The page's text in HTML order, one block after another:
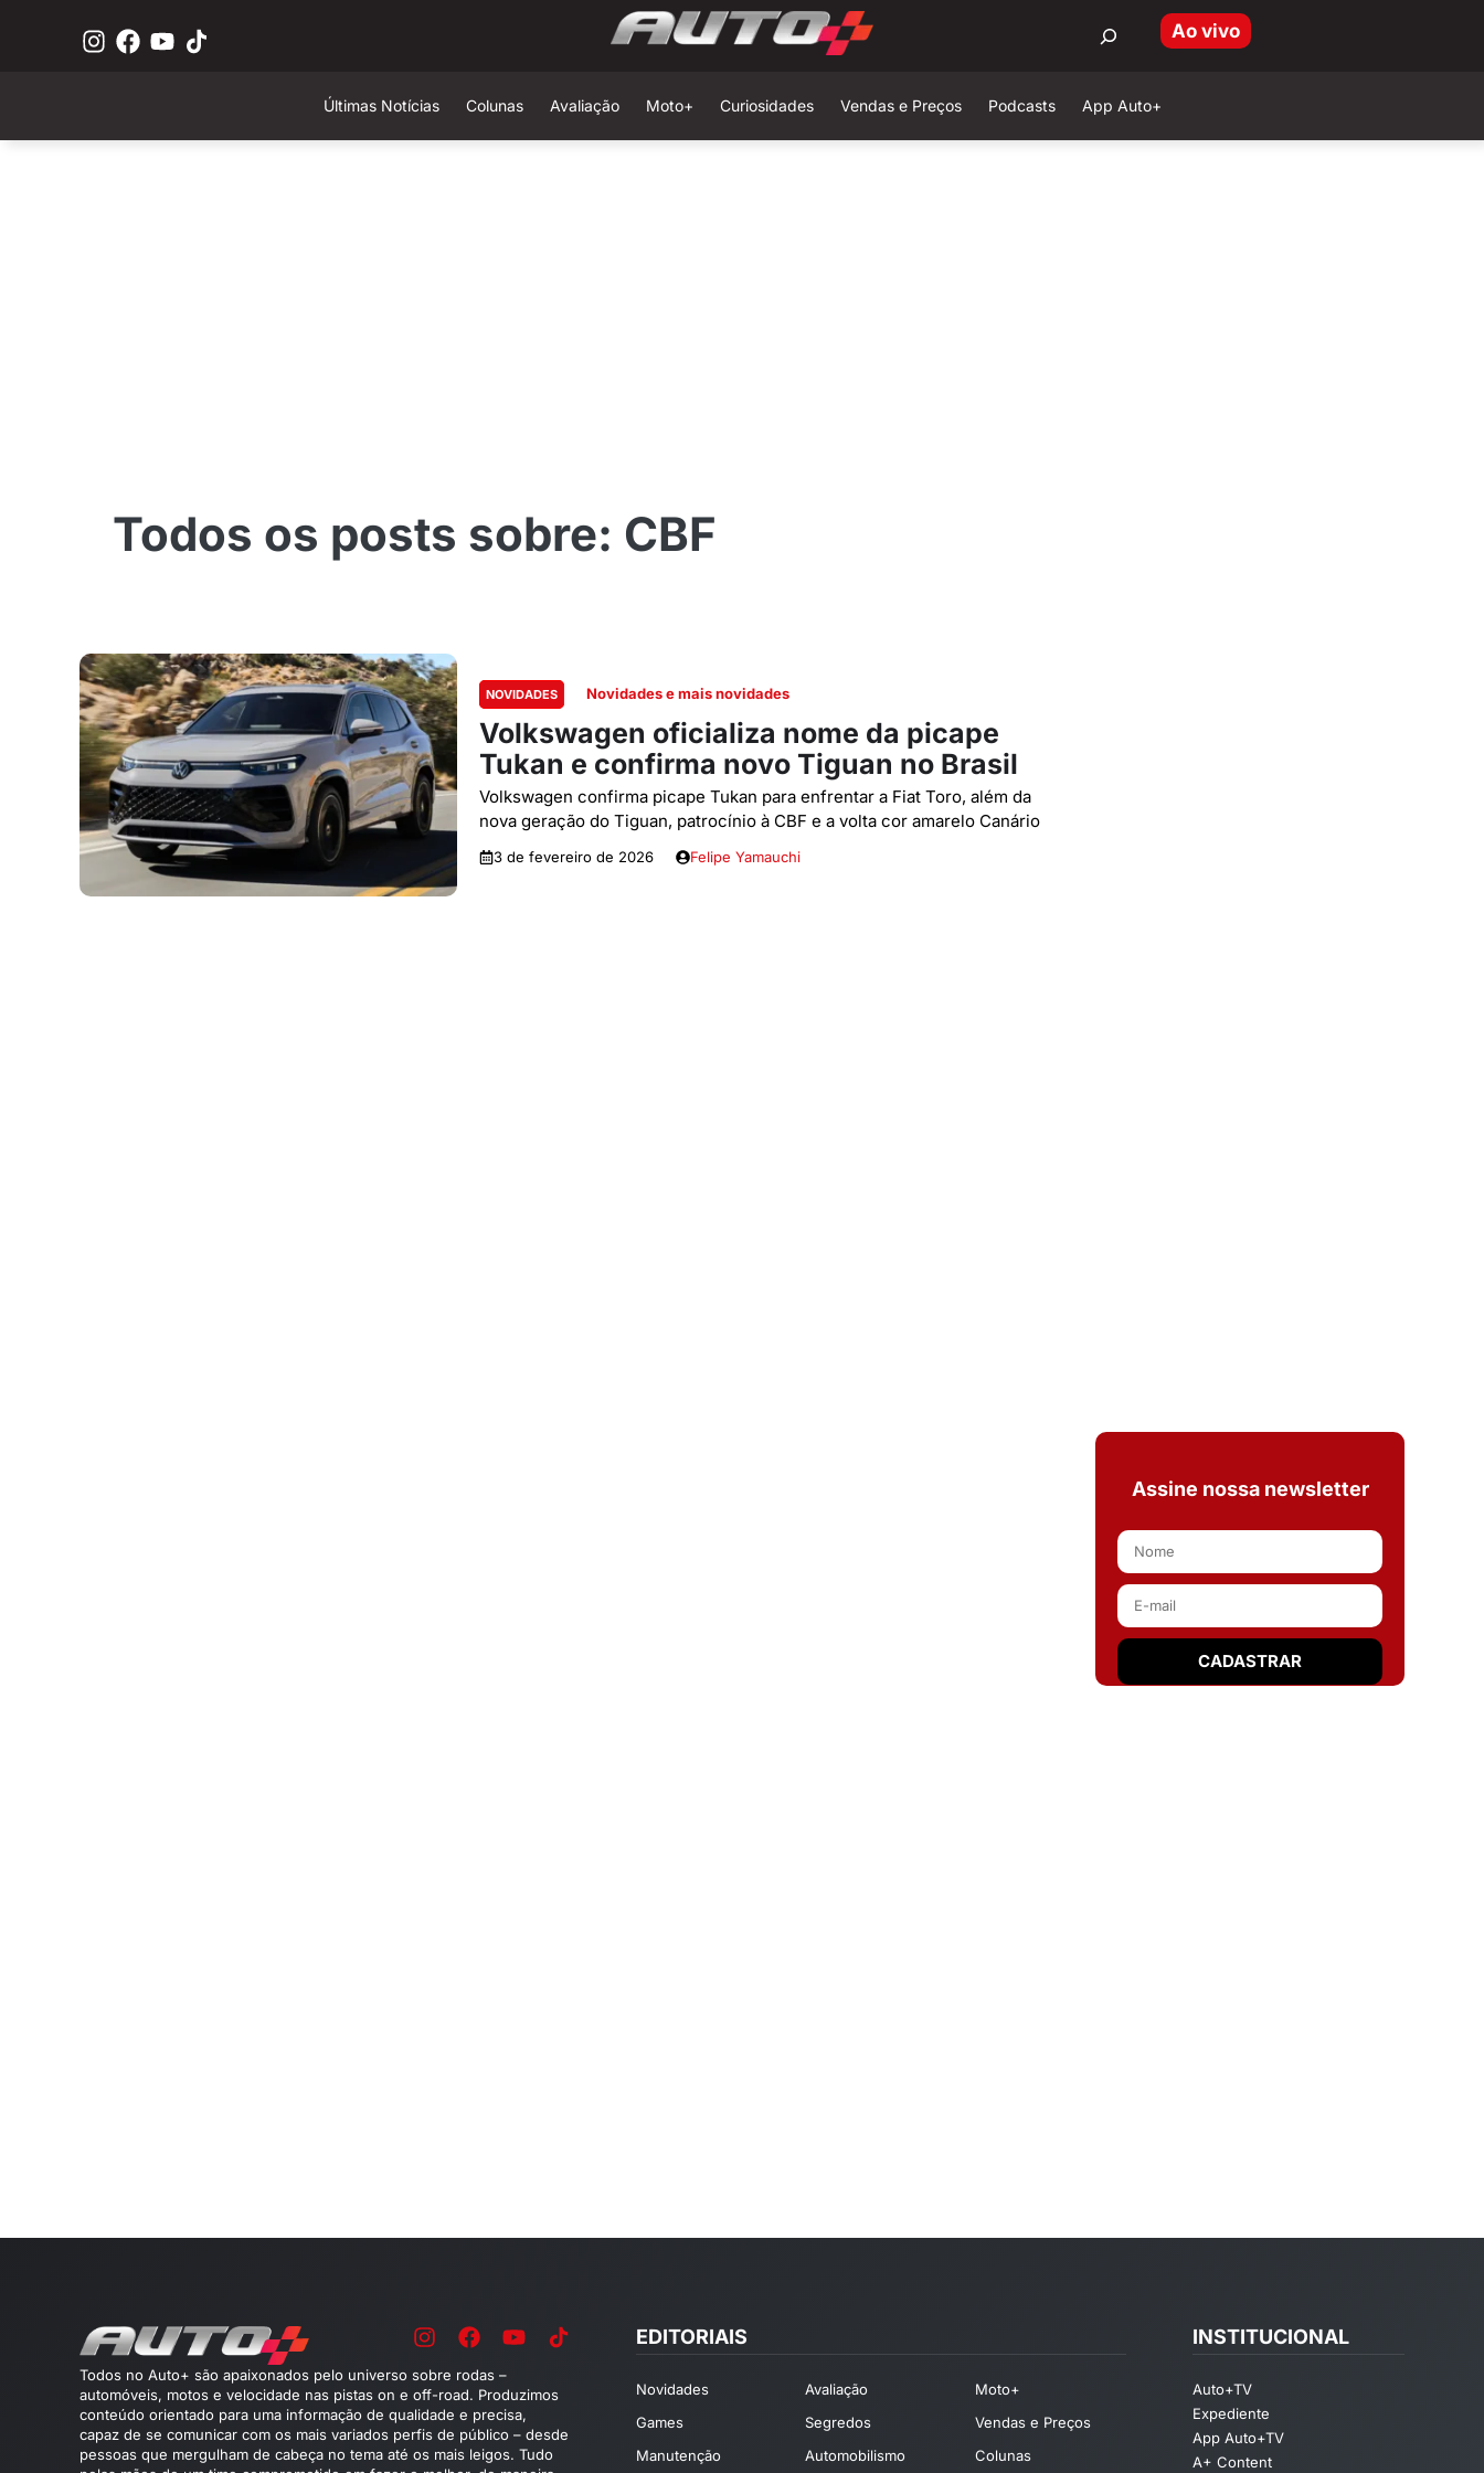
Ao vivo
Últimas Notícias Colunas Avaliação Moto+ Curiosidades Vendas e Preços Podcasts App Auto+
CBF
NOVIDADES Novidades e mais novidades
Volkswagen oficializa nome da picape
Tukan e confirma novo Tiguan no Brasil
Volkswagen confirma picape Tukan para enfrentar a Fiat Toro, além da
nova geração do Tiguan, patrocínio à CBF e a volta cor amarelo Canário
3 de fevereiro de 2026 Felipe Yamauchi
Assine nossa newsletter
Todos no Auto+ são apaixonados pelo universo sobre rodas –
automóveis, motos e velocidade nas pistas on e off-road. Produzimos
conteúdo orientado para uma informação de qualidade e precisa,
capaz de se comunicar com os mais variados perfis de público – desde
pessoas que mergulham de cabeça no tema até os mais leigos. Tudo
EDITORIAIS
Novidades Avaliação
Moto+
Games
Segredos
Vendas e Preços
Manutenção
Automobilismo Colunas
INSTITUCIONAL
Auto+TV
Expediente
App Auto+TV
A+ Content